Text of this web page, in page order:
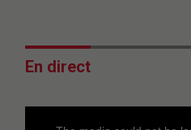
En direct